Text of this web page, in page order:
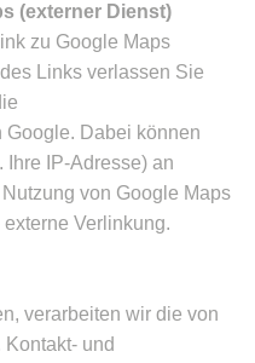
(externer Dienst)
zu Google Maps
Links verlassen Sie
Google. Dabei können
Ihre IP-Adresse) an
von Google Maps
Verlinkung.
verarbeiten wir die von
Kontakt- und